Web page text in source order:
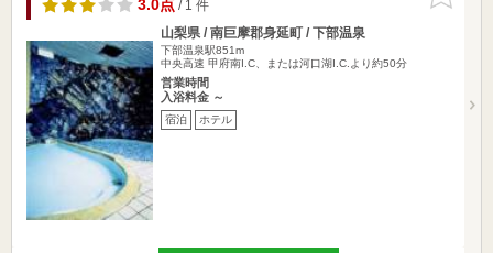
3.0点 / 1 件
山梨県 / 南巨摩郡身延町 / 下部温泉
下部温泉駅851m
中央高速 甲府南I.C、または河口湖I.C.より約50分
営業時間
入浴料金 ～
宿泊 ホテル